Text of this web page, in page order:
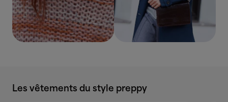
Les vêtements du style preppy